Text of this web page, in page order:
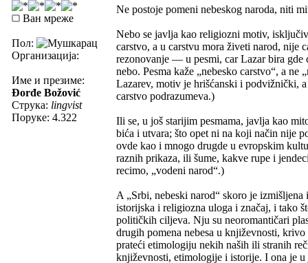
Ван мреже
Пол:
Организација:
Име и презиме:
Đorđe Božović
Струка: lingvist
Поруке: 4.322
Ne postoje pomeni nebeskog naroda, niti
Nebo se javlja kao religiozni motiv,
carstvo, a u carstvu mora živeti narod, nije
rezonovanje — u pesmi, car Lazar bira gde
nebo. Pesma kaže „nebesko carstvo“, a
Lazarev, motiv je hrišćanski i podvižnički,
carstvo podrazumeva.)
Ili se, u još starijim pesmama, javlja kao
bića i utvara; što opet ni na koji način nije
ovde kao i mnogo drugde u evropskim
raznih prikaza, ili šume, kakve rupe i
recimo, „vodeni narod“.)
A „Srbi, nebeski narod“ skoro je
istorijska i religiozna uloga i značaj, i tako
političkih ciljeva. Nju su neoromantičari
drugih pomena nebesa u književnosti,
prateći etimologiju nekih naših ili stranih
književnosti, etimologije i istorije. I ona je